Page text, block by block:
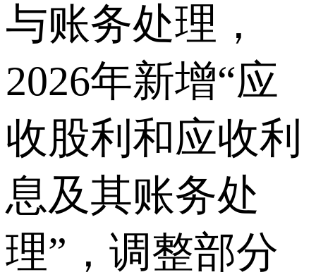
与账务处理，
2026年新增“应
收股利和应收利
息及其账务处
理”，调整部分